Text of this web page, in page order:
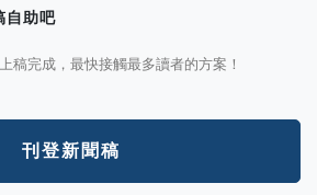
自助吧
稿完成，最快接觸最多讀者的方案！
刊登新聞稿